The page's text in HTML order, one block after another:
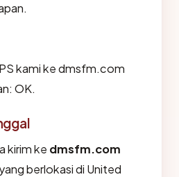
kami ke dmsfm.com
OK.
kirim ke dmsfm.com
berlokasi di United